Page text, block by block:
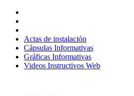
contenido
Actas de instalación
Cápsulas Informativas
Gráficas Informativas
Videos Instructivos Web